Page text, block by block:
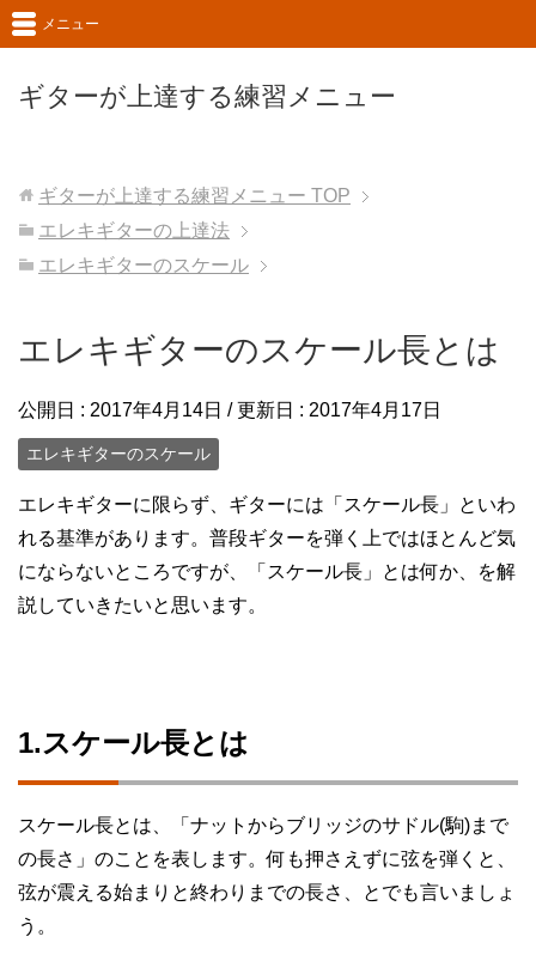
ギターが上達する練習メニュー
メニュー
ギターが上達する練習メニュー TOP
エレキギターの上達法
エレキギターのスケール
エレキギターのスケール長とは
公開日 : 2017年4月14日 / 更新日 : 2017年4月17日
エレキギターのスケール
エレキギターに限らず、ギターには「スケール長」といわ
れる基準があります。普段ギターを弾く上ではほとんど気
にならないところですが、「スケール長」とは何か、を解
説していきたいと思います。
1.スケール長とは
スケール長とは、「ナットからブリッジのサドル(駒)まで
の長さ」のことを表します。何も押さえずに弦を弾くと、
弦が震える始まりと終わりまでの長さ、とでも言いましょ
う。